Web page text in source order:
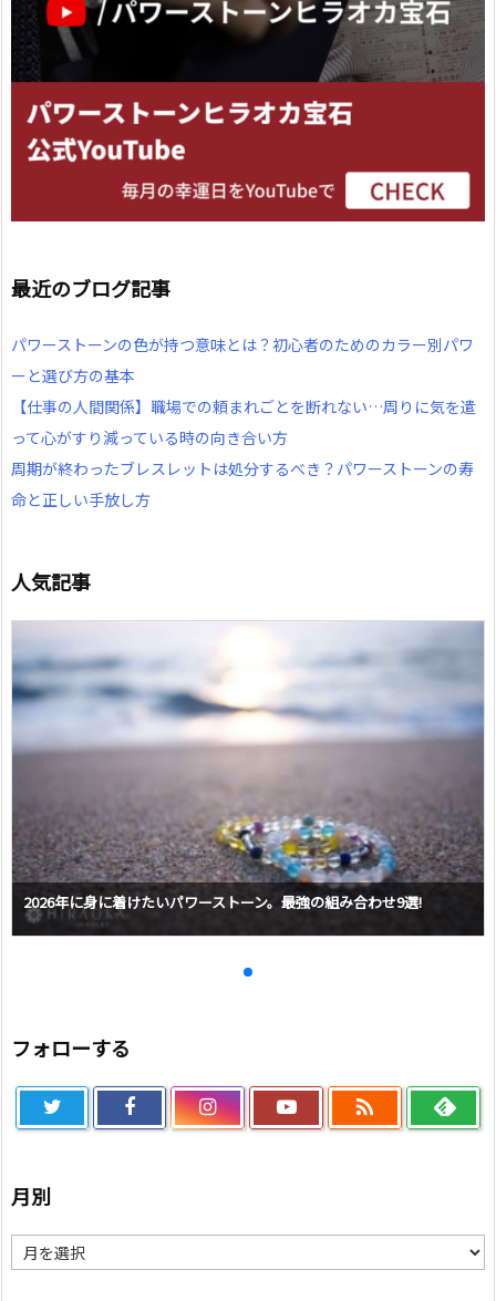
最近のブログ記事
パワーストーンの色が持つ意味とは？初心者のためのカラー別パワ
ーと選び方の基本
【仕事の人間関係】職場での頼まれごとを断れない…周りに気を遣
って心がすり減っている時の向き合い方
周期が終わったブレスレットは処分するべき？パワーストーンの寿
命と正しい手放し方
人気記事
2026年に身に着けたいパワーストーン。最強の組み合わせ9選!
フォローする

月別
別